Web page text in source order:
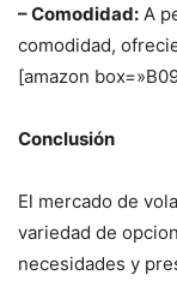
– Comodidad: A
comodidad,
[amazon
Conclusión
El mercado de
variedad de
necesidades y